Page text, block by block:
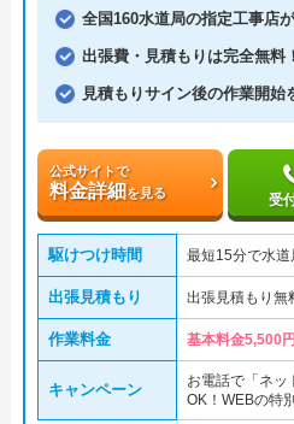
全国160水道局の指定工事店が
出張費・見積もりは完全無料！
見積もりサイン後の作業開始
公式サイトで
料金詳細を見る 受
駆けつけ時間 最短15分で水
出張見積もり 出張見積もり無
作業料金 基本料金5,500
キャンペーン
お電話で「ネッ
OK！WEBの特